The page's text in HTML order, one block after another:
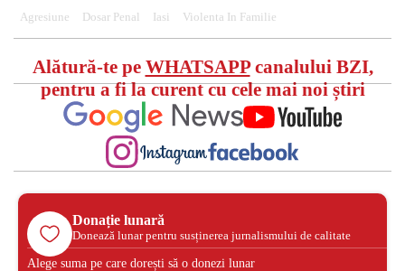
Agresiune Dosar Penal Iasi Violenta In Familie
Alătură-te pe WHATSAPPcanalului BZI,
pentru a fi la curent cu cele mai noi știri
Donație lunară
Donează lunar pentru susținerea jurnalismului de calitate
Alege suma pe care dorești să o donezi lunar